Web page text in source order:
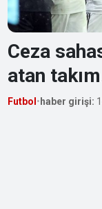
Ceza
atan
Futbol • haber girişi: